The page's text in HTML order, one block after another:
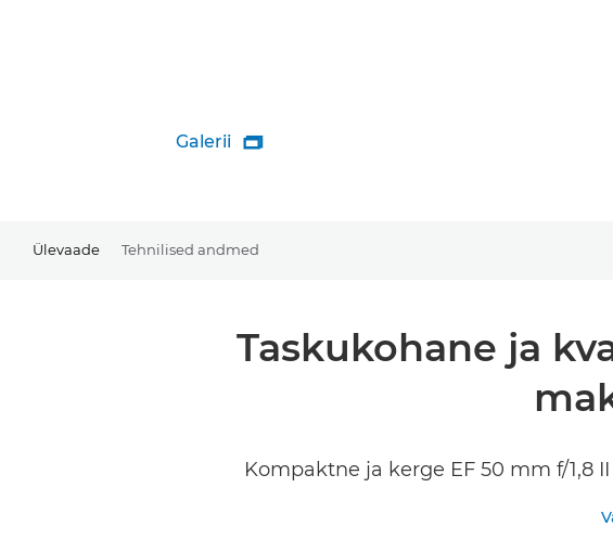
Galerii 
Ülevaade Tehnilised andmed
Taskukohane ja
Kompaktne ja kerge EF 50 mm f/